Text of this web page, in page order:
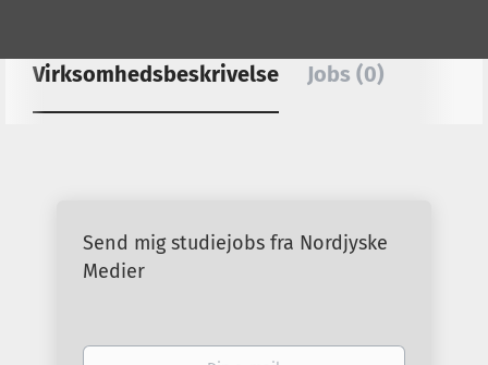
Virksomhedsbeskrivelse Jobs (0)
Send mig studiejobs fra Nordjyske
Medier
Din